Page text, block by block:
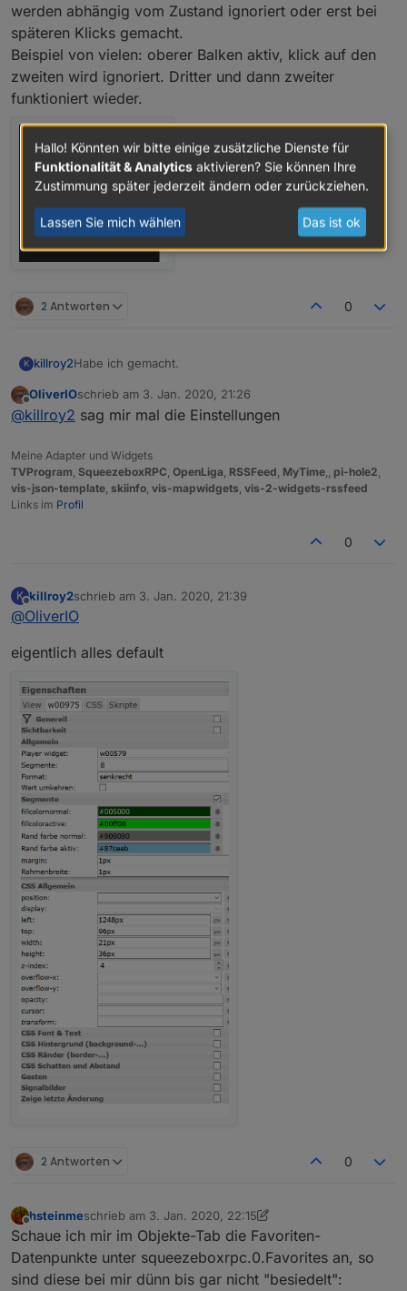
werden abhängig vom Zustand ignoriert oder erst bei
späteren Klicks gemacht.
Beispiel von vielen: oberer Balken aktiv, klick auf den
zweiten wird ignoriert. Dritter und dann zweiter
funktioniert wieder.
2 Antworten 0
K killroy2Habe ich gemacht.
iobroker squeezeboxrpc -v
0.8.25
gross. Klick auf Rahmen klappt, in Margin nicht.
Was mir noch auffällt, manche Eingaben auf Balken
werden abhängig vom Zustand ignoriert oder erst bei
späteren Klicks gemacht.
zweiten wird ignoriert. Dritter und dann zweiter
Offline
OliverIOschrieb am 3. Jan. 2020, 21:26
zuletzt editiert von
@killroy2 sag mir mal die Einstellungen
Meine Adapter und Widgets
TVProgram, SqueezeboxRPC, OpenLiga, RSSFeed, MyTime,, pi-hole2,
vis-json-template, skiinfo, vis-mapwidgets, vis-2-widgets-rssfeed
Links im Profil
0
K
Offline
killroy2schrieb am 3. Jan. 2020, 21:39
zuletzt editiert von
@OliverIO
eigentlich alles default
2 Antworten 0
Offline
hsteinmeschrieb am 3. Jan. 2020, 22:15
zuletzt editiert von hsteinme 1. März 2020, 23:16
Schaue ich mir im Objekte-Tab die Favoriten-
Datenpunkte unter squeezeboxrpc.0.Favorites an, so
sind diese bei mir dünn bis gar nicht "besiedelt":
Hallo! Könnten wir bitte einige zusätzliche Dienste für
Funktionalität & Analytics aktivieren? Sie können Ihre
Zustimmung später jederzeit ändern oder zurückziehen.
Lassen Sie mich wählen Das ist ok